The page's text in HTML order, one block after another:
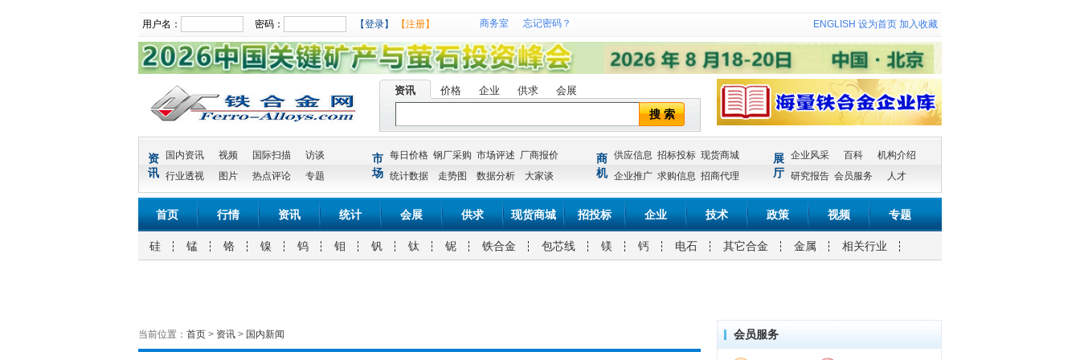
用户名： 密码： 【登录】 【注册】 商务室 忘记密码？ ENGLISH 设为首页 加入收藏
资讯 价格 企业 供求 会展
搜 索
资
讯
国内资讯 视频 国际扫描
访谈
行业透视
图片 热点评论 专题
市
场
每日价格 钢厂采购 市场评述 厂商报价
统计数据
走势图 数据分析 大家谈
商
机
供应信息 招标投标 现货商城
企业推广 求购信息 招商代理
展
厅
企业风采 百科
机构介绍
研究报告 会员服务 人才
首页 行情 资讯 统计 会展 供求 现货商城 招投标 企业 技术 政策 视频 专题
硅 锰 铬 镍 钨 钼 钒 钛 铌 铁合金 包芯线 镁 钙 电石 其它合金 金属 相关行业
当前位置： 首页 > 资讯 > 国内新闻 会员服务